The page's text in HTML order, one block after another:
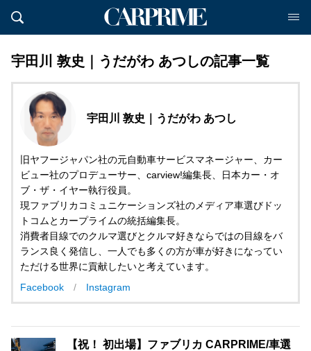
宇田川 敦史｜うだがわ あつしの記事一覧
宇田川 敦史｜うだがわ あつし
旧ヤフージャパン社の元自動車サービスマネージャー、カー
ビュー社のプロデューサー、carview!編集長、日本カー・オ
ブ・ザ・イヤー執行役員。
現ファブリカコミュニケーションズ社のメディア車選びドッ
トコムとカープライムの統括編集長。
消費者目線でのクルマ選びとクルマ好きならではの目線をバ
ランス良く発信し、一人でも多くの方が車が好きになってい
ただける世界に貢献したいと考えています。
Facebook
Instagram
【祝！ 初出場】ファブリカ CARPRIME/車選